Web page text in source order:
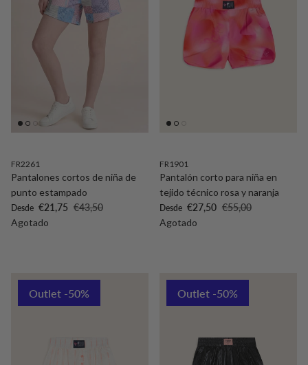
FR2261
Pantalones cortos de niña de
punto estampado
Precio de venta
Desde €21,75 Precio normal
€43,50
Agotado
FR1901
Pantalón corto para niña en
tejido técnico rosa y naranja
Precio de venta
Desde €27,50 Precio normal
€55,00
Agotado
Outlet -50% Outlet -50%